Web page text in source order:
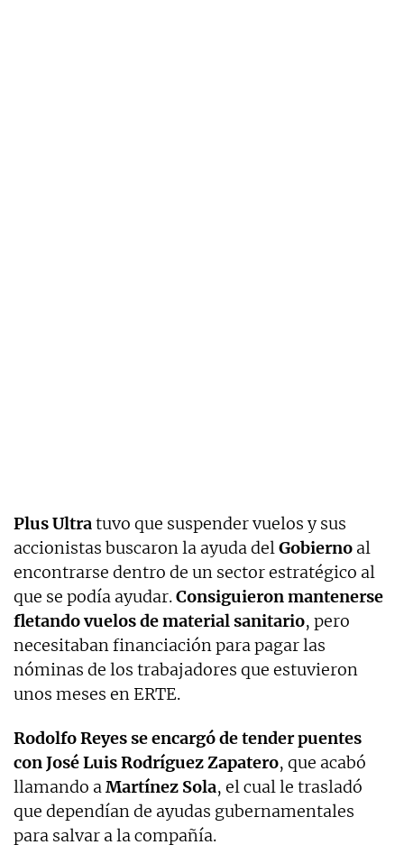
Plus Ultratuvo que suspender vuelos y sus
accionistas buscaron la ayuda delGobierno al
encontrarse dentro de un sector estratégico al
que se podía ayudar.Consiguieron mantenerse
fletando vuelos de material sanitario, pero
necesitaban financiación para pagar las
nóminas de los trabajadores que estuvieron
unos meses en ERTE.
Rodolfo Reyes se encargó de tender puentes
con José Luis Rodríguez Zapatero, que acabó
llamando aMartínez Sola, el cual le trasladó
que dependían de ayudas gubernamentales
para salvar a la compañía.